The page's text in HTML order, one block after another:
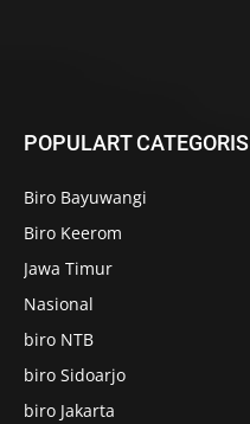
POPULART CATEGORIS
Biro Bayuwangi
Biro Keerom
Jawa Timur
Nasional
biro NTB
biro Sidoarjo
biro Jakarta